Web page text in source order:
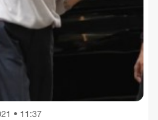
• 11:37